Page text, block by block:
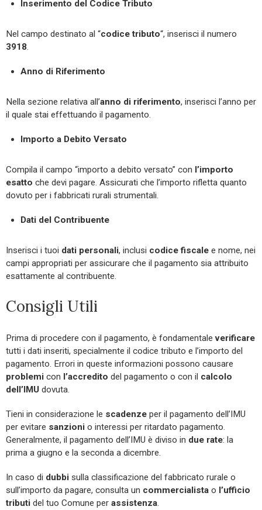
Inserimento del Codice Tributo
Nel campo destinato al “codice tributo“, inserisci il numero
3918.
Anno di Riferimento
Nella sezione relativa all’anno di riferimento, inserisci l’anno per
il quale stai effettuando il pagamento.
Importo a Debito Versato
Compila il campo “importo a debito versato” con l’importo
esatto che devi pagare. Assicurati che l’importo rifletta quanto
dovuto per i fabbricati rurali strumentali.
Dati del Contribuente
Inserisci i tuoi dati personali, inclusi codice fiscale e nome, nei
campi appropriati per assicurare che il pagamento sia attribuito
esattamente al contribuente.
Consigli Utili
Prima di procedere con il pagamento, è fondamentaleverificare
tutti i dati inseriti, specialmente il codice tributo e l’importo del
pagamento. Errori in queste informazioni possono causare
problemi con l’accredito del pagamento o con il calcolo
dell’IMU dovuta.
Tieni in considerazione le scadenze per il pagamento dell’IMU
per evitare sanzioni o interessi per ritardato pagamento.
Generalmente, il pagamento dell’IMU è diviso in due rate: la
prima a giugno e la seconda a dicembre.
In caso di dubbi sulla classificazione del fabbricato rurale o
sull’importo da pagare, consulta un commercialista o l’ufficio
tributi del tuo Comune per assistenza.